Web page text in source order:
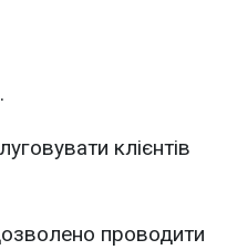
клієнтів
проводити